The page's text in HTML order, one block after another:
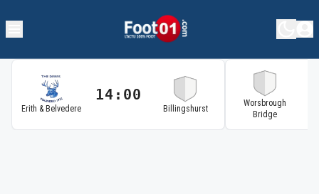
Erith & Belvedere
14:00
Billingshurst
Worsbrough
Bridge